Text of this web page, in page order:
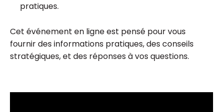
pratiques.
Cet événement en ligne est pensé pour vous
fournir des informations pratiques, des conseils
stratégiques, et des réponses à vos questions.